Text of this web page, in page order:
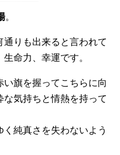
。
りも出来ると言われて
命力、幸運です。
旗を握ってこちらに向
気持ちと情熱を持って
純真さを失わないよう